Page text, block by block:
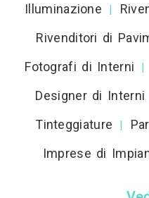
Illuminazione
|
Rivenditori di
Fotografi di Interni |
Designer di Interni
Tinteggiature
|
Imprese di